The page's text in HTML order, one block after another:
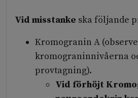
Vid misstanke ska följande
Kromogranin A
kromograninnivåerna
provtagning).
Vid förhöjt